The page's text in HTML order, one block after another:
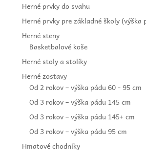
Herné prvky do svahu
Herné prvky pre základné školy (výška
Herné steny
Basketbalové koše
Herné stoly a stolíky
Herné zostavy
Od 2 rokov – výška pádu 60 - 95 cm
Od 3 rokov – výška pádu 145 cm
Od 3 rokov – výška pádu 145+ cm
Od 3 rokov – výška pádu 95 cm
Hmatové chodníky